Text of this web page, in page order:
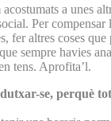
a unes
Per compensar
fer altres coses
sempre havies
tens. Aprofita’l.
se, perquè